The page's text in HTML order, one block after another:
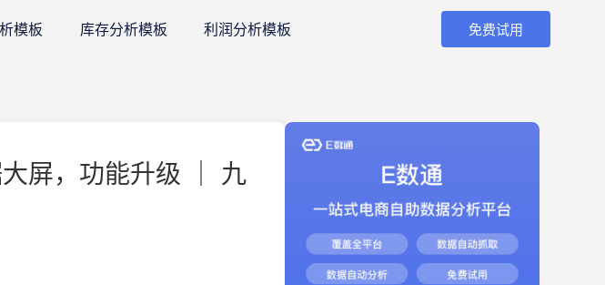
模板 库存分析模板 利润分析模板 免费试用
屏，功能升级 ｜ 九